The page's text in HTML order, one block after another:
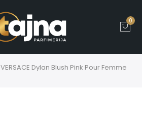
0
VERSACE Dylan Blush Pink Pour Femme